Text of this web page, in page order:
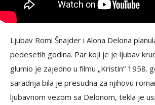
Ljubav Romi Šnajder i Alona Delona
pedesetih godina. Par koji je je ljubav
glumio je zajedno u filmu „Kristin“ 1958.
saradnja bila je presudna za njihovu
ljubavnom vezom sa Delonom, tekla je